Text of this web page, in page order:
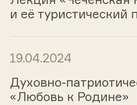
и её туристический
19.04.2024
Духовно-
«Любовь к Родине»